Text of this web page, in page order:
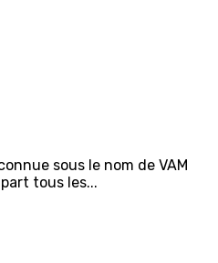
sous le nom de VAM
tous les...